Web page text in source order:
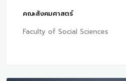
คณะสังคมศาสตร์
Faculty of Social Sciences